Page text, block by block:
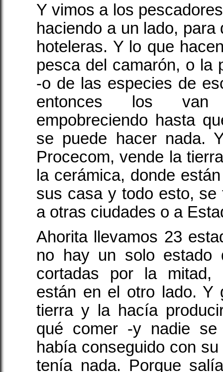
Y vimos a los
haciendo a un lado,
hoteleras. Y lo que
pesca del camarón, o la
-o de las especies de
entonces los van
empobreciendo hasta
se puede hacer nada.
Procecom, vende la
la cerámica, donde
sus casa y todo esto, se
a otras ciudades o a
Ahorita llevamos 23
no hay un solo estado
cortadas por la mitad,
están en el otro lado. Y
tierra y la hacía
qué comer -y nadie
había conseguido con
tenía nada. Porque